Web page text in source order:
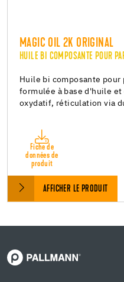
MAGIC OIL 2K ORIGINAL
HUILE BI COMPOSANTE POUR
Huile bi composante pour
formulée à base d'huile
oxydatif, réticulation via
Fiche de
données de
produit
AFFICHER LE PRODUIT